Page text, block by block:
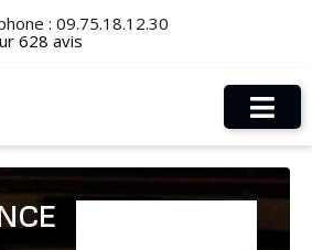
: 09.75.18.12.30
628 avis